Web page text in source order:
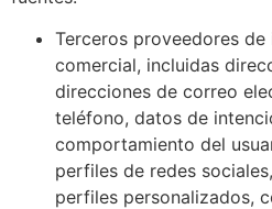
Terceros proveedores
comercial, incluidas
direcciones de correo
teléfono, datos de
comportamiento del
perfiles de redes
perfiles personalizados,